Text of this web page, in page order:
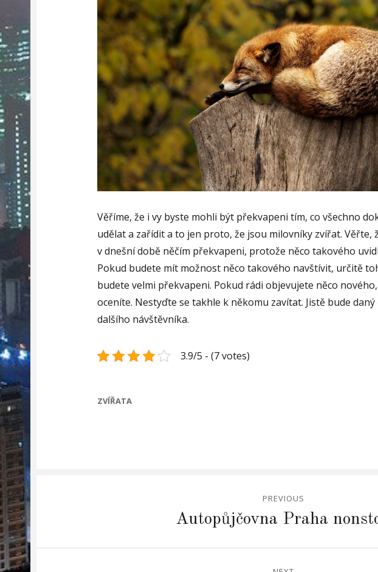
Věříme, že i vy byste mohli být překvapeni tím, co všechno
udělat a zařídit a to jen proto, že jsou milovníky zvířat. Věřte,
v dnešní době něčím překvapeni, protože něco takového
Pokud budete mít možnost něco takového navštívit, určitě
budete velmi překvapeni. Pokud rádi objevujete něco
oceníte. Nestyďte se takhle k někomu zavítat. Jistě bude daný
dalšího návštěvníka.
3.9/5 - (7 votes)
CATEGORIES
ZVÍŘATA
PREVIOUS
Autopůjčovna Praha